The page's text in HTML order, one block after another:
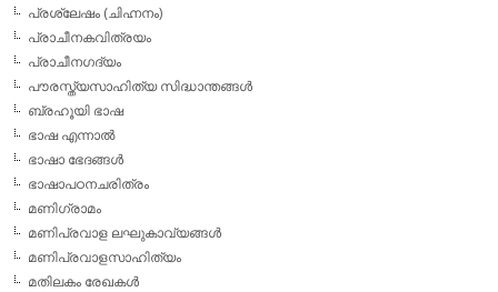
പ്രശ്ലേഷം (ചിഹ്നനം)
പ്രാചീനകവിത്രയം
പ്രാചീനഗദ്യം
പൗരസ്ത്യസാഹിത്യ സിദ്ധാന്തങ്ങള്‍
ബ്രഹൂയി ഭാഷ
ഭാഷ എന്നാല്‍
ഭാഷാ ഭേദങ്ങള്‍
ഭാഷാപഠനചരിത്രം
മണിഗ്രാമം
മണിപ്രവാള ലഘുകാവ്യങ്ങള്‍
മണിപ്രവാളസാഹിത്യം
മതിലകം രേഖകള്‍